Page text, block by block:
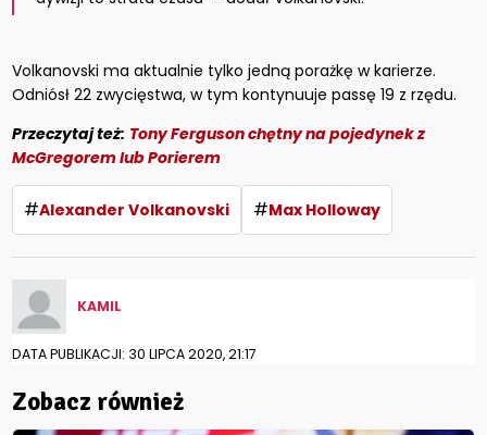
Volkanovski ma aktualnie tylko jedną porażkę w karierze.
Odniósł 22 zwycięstwa, w tym kontynuuje passę 19 z rzędu.
Przeczytaj też: Tony Ferguson chętny na pojedynek z
McGregorem lub Porierem
#Alexander Volkanovski #Max Holloway
KAMIL
DATA PUBLIKACJI: 30 LIPCA 2020, 21:17
Zobacz również